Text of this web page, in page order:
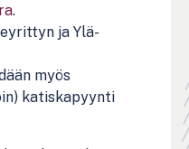
.
ja Ylä-
myös
katiskapyynti